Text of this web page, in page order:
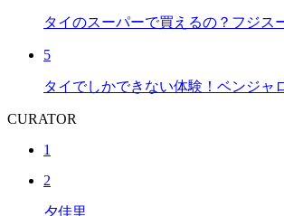
タイのスーパーで買えるの？フジ
5
タイでしかできない体験！ベンジャ
CURATOR
1
2
夕佳里